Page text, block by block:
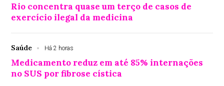
Rio concentra quase um terço de casos de
exercício ilegal da medicina
Saúde Há 2 horas
Medicamento reduz em até 85% internações
no SUS por fibrose cística